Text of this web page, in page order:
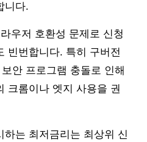
니다.
우저 호환성 문제로 신청
빈번합니다. 특히 구버전
안 프로그램 충돌로 인해
크롬이나 엣지 사용을 권
는 최저금리는 최상위 신